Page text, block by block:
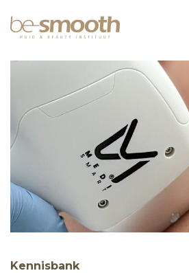
Kennisbank